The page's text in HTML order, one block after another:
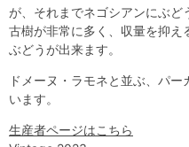
が、それまでネゴシアンにぶど
古樹が非常に多く、収量を抑え
ぶどうが出来ます。
ドメーヌ・ラモネと並ぶ、パ
います。
生産者ページはこちら